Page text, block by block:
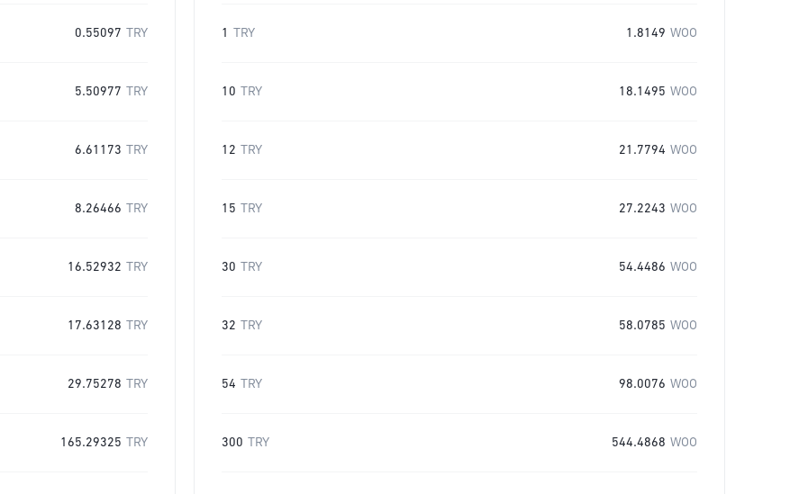
0.55097 TRY
5.50977 TRY
6.61173 TRY
8.26466 TRY
16.52932 TRY
17.63128 TRY
29.75278 TRY
165.29325 TRY
1 TRY 1.8149 WOO
10 TRY 18.1495 WOO
12 TRY 21.7794 WOO
15 TRY 27.2243 WOO
30 TRY 54.4486 WOO
32 TRY 58.0785 WOO
54 TRY 98.0076 WOO
300 TRY 544.4868 WOO